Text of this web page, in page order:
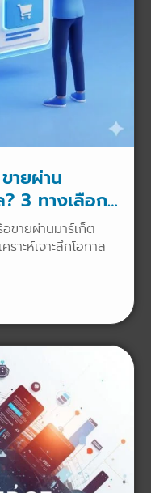
ายผ่าน
3 ทางเลือกปี
ขายผ่านมาร์เก็ต
าะห์เจาะลึกโอกาส